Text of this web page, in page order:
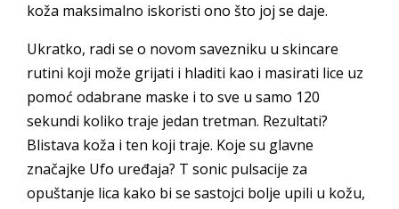
koža maksimalno iskoristi ono što joj se daje.
Ukratko, radi se o novom savezniku u skincare
rutini koji može grijati i hladiti kao i masirati lice uz
pomoć odabrane maske i to sve u samo 120
sekundi koliko traje jedan tretman. Rezultati?
Blistava koža i ten koji traje. Koje su glavne
značajke Ufo uređaja? T sonic pulsacije za
opuštanje lica kako bi se sastojci bolje upili u kožu,